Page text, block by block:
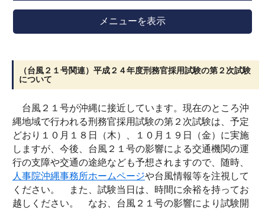
メニューを表示
（台風２１号関連）平成２４年度刑務官採用試験の第２次試験
について
台風２１号が沖縄に接近しています。現在のところ沖
縄地域で行われる刑務官採用試験の第２次試験は、予定
どおり１０月１８日（木）、１０月１９日（金）に実施
しますが、今後、台風２１号の影響による交通機関の運
行の支障や交通の途絶なども予想されますので、随時、
人事院沖縄事務所ホームページや台風情報等を注視して
ください。 また、試験当日は、時間に余裕を持ってお
越しください。 なお、台風２１号の影響により試験開